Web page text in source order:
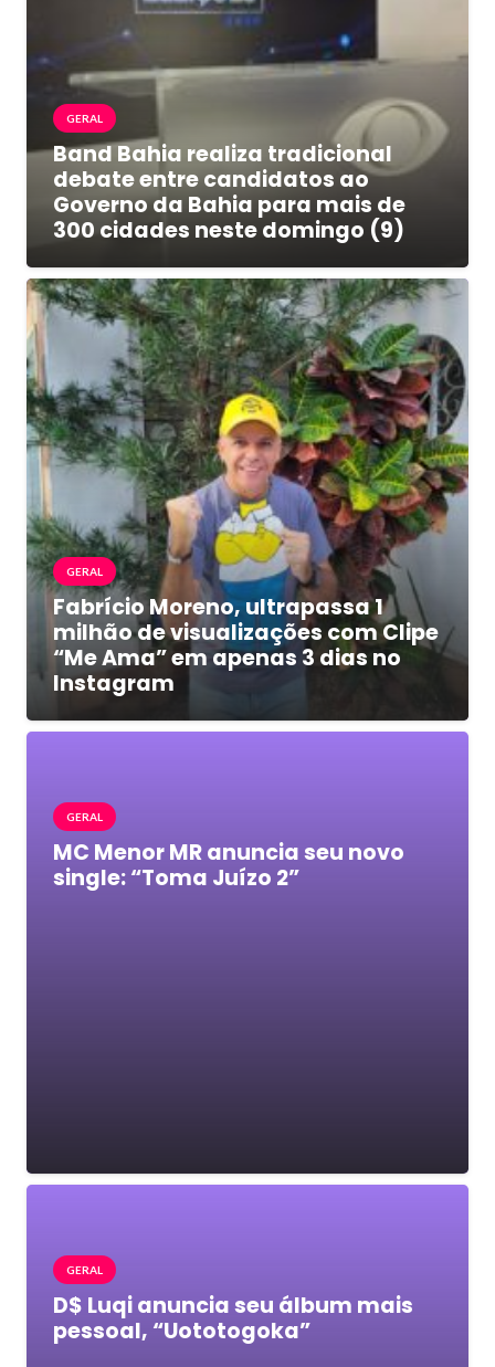
GERAL
Band Bahia realiza tradicional
debate entre candidatos ao
Governo da Bahia para mais de
300 cidades neste domingo (9)
GERAL
Fabrício Moreno, ultrapassa 1
milhão de visualizações com Clipe
“Me Ama” em apenas 3 dias no
Instagram
GERAL
MC Menor MR anuncia seu novo
single: “Toma Juízo 2”
GERAL
D$ Luqi anuncia seu álbum mais
pessoal, “Uototogoka”